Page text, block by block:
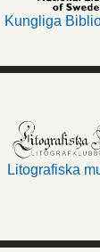
Kungliga
Litografiska